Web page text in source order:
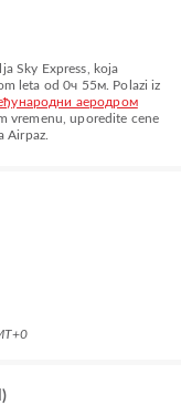
Sky Express , koja
leta od0ч 55м. Polazi iz
аеродром
vremenu, uporedite cene
Airpaz.